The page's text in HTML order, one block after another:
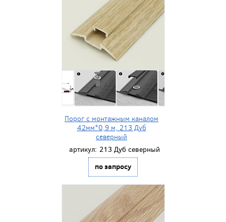
Порог с монтажным каналом
42мм*0,9 м, 213 Дуб
северный
артикул: 213 Дуб северный
по запросу